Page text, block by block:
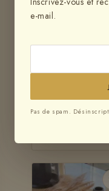
Module 19 -
Texturation
e-mail.
Pas de spam.